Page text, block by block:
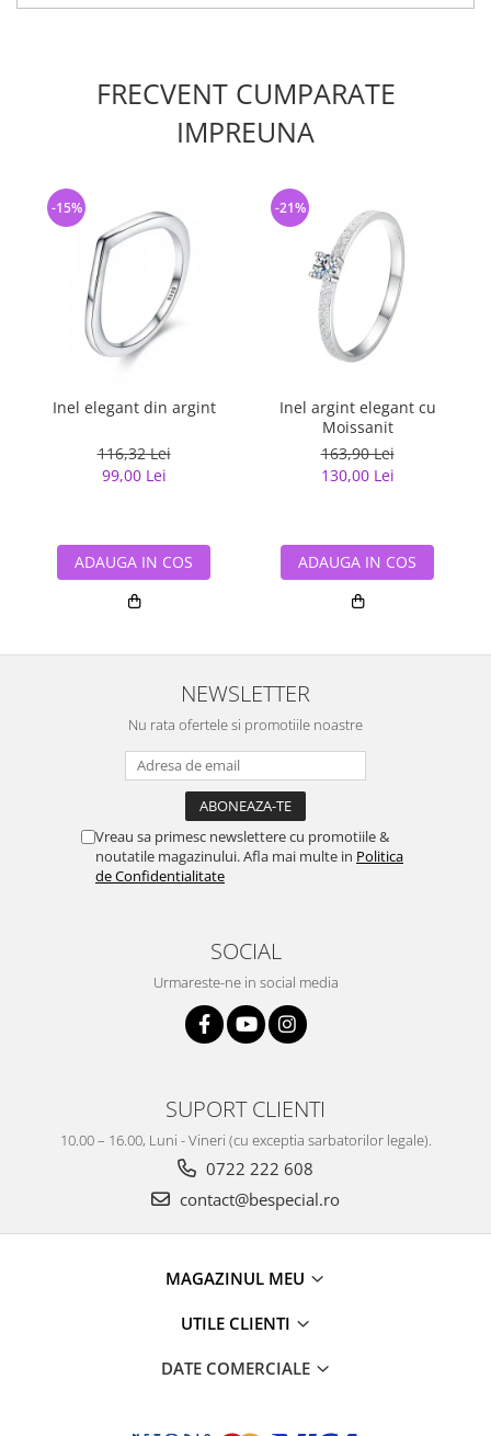
FRECVENT CUMPARATE
IMPREUNA
Inel elegant din argint
116,32 Lei
99,00 Lei
-15%
ADAUGA IN COS
Inel argint elegant cu
Moissanit
163,90 Lei
130,00 Lei
-21%
ADAUGA IN COS
NEWSLETTER
Nu rata ofertele si promotiile noastre
Vreau sa primesc newslettere cu promotiile &
noutatile magazinului. Afla mai multe in Politica
de Confidentialitate
SOCIAL
Urmareste-ne in social media
SUPORT CLIENTI
10.00 – 16.00, Luni - Vineri (cu exceptia sarbatorilor legale).
0722 222 608
contact@bespecial.ro
MAGAZINUL MEU
UTILE CLIENTI
DATE COMERCIALE